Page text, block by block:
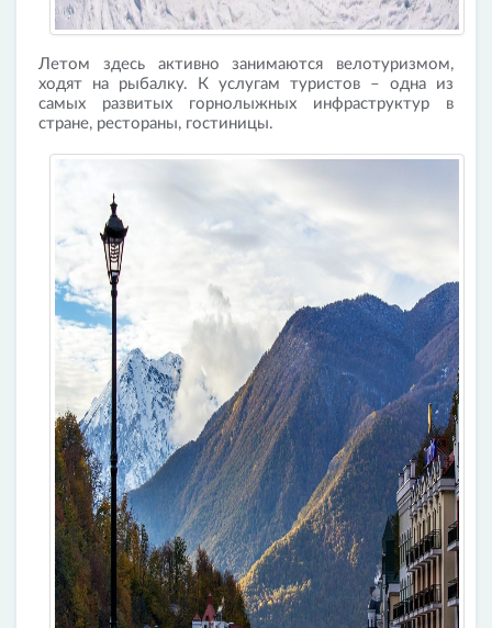
Летом здесь активно занимаются велотуризмом,
ходят на рыбалку. К услугам туристов – одна из
самых развитых горнолыжных инфраструктур в
стране, рестораны, гостиницы.